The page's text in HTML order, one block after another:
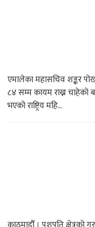
एमालेका महासचिव शङ्कर
८४ सम्म कायम राख्न
भएको राष्ट्रिय महि...